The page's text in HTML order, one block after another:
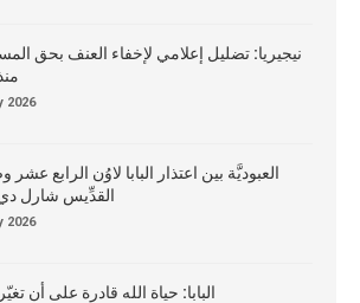
نيجيريا: تضليل إعلامي لإخفاء العنف بحق
2026
العبوديَّة بين اعتذار البابا لاوُن الرابع
القدِّيس شارل
2026
البابا: حياة الله قادرة على أن تغيّر